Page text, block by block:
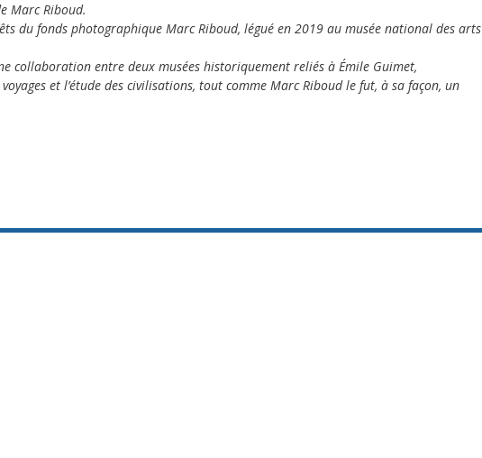
Marc Riboud.
du fonds photographique Marc Riboud, légué en 2019 au musée national des arts
collaboration entre deux musées historiquement reliés àÉmile Guimet,
et l’étude des civilisations, tout comme Marc Riboud le fut, à sa façon, un